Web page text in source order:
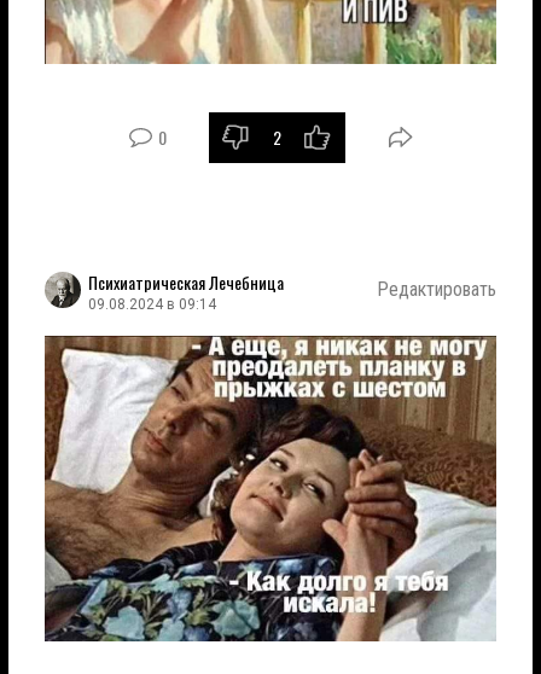
0 2
Психиатрическая Лечебница
09.08.2024 в 09:14
Редактировать